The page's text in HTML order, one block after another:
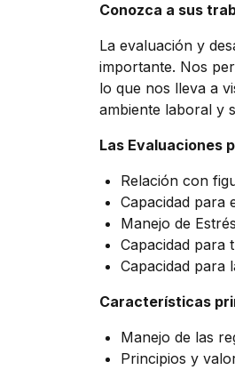
Conozca a sus
La evaluación y
importante. Nos
lo que nos lleva a
ambiente laboral y
Las Evaluaciones
Relación con
Capacidad para
Manejo de Estrés
Capacidad para
Capacidad para
Características
Manejo de las
Principios y